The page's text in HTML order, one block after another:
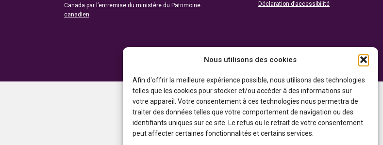
Nous utilisons des cookies
Afin d'offrir la meilleure expérience possible, nous utilisons des technologies
telles que les cookies pour stocker et/ou accéder à des informations sur
votre appareil. Votre consentement à ces technologies nous permettra de
traiter des données telles que votre comportement de navigation ou des
identifiants uniques sur ce site. Le refus ou le retrait de votre consentement
peut affecter certaines fonctionnalités et certains services.
Canada par l’entremise du ministère du Patrimoine
canadien
Déclaration d’accessibilité